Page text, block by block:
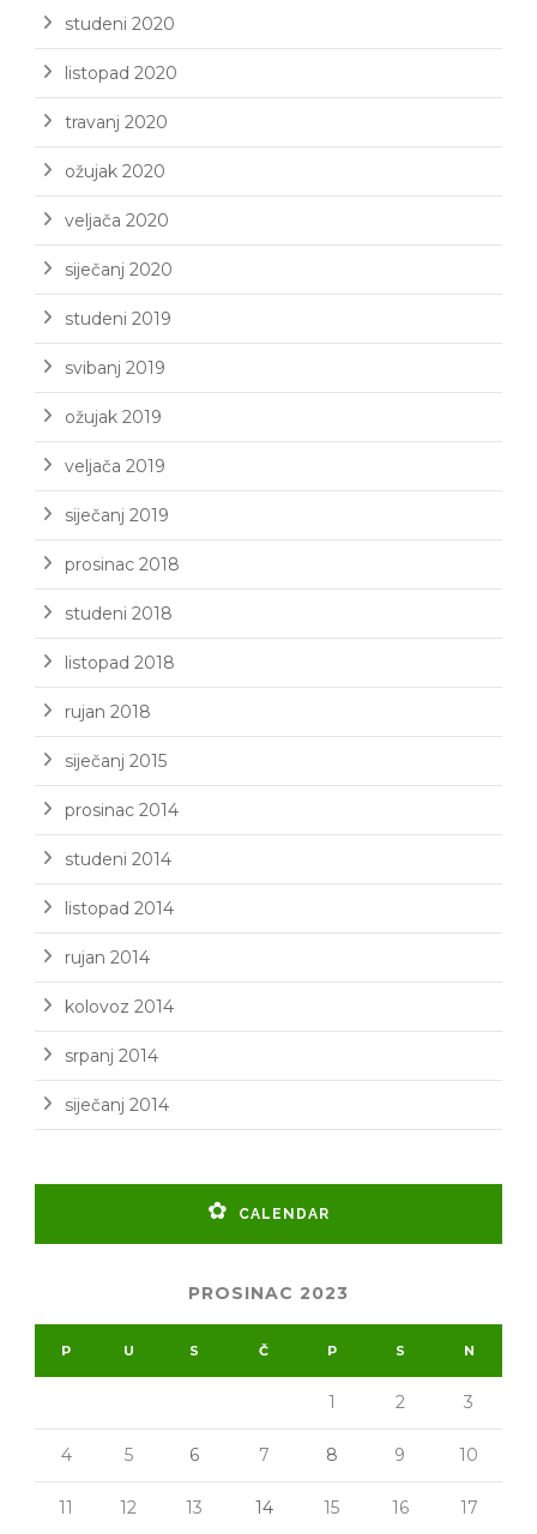
studeni 2020
listopad 2020
travanj 2020
ožujak 2020
veljača 2020
siječanj 2020
studeni 2019
svibanj 2019
ožujak 2019
veljača 2019
siječanj 2019
prosinac 2018
studeni 2018
listopad 2018
rujan 2018
siječanj 2015
prosinac 2014
studeni 2014
listopad 2014
rujan 2014
kolovoz 2014
srpanj 2014
siječanj 2014
CALENDAR
PROSINAC 2023
P U S Č P S N
1 2 3
4 5 6 7 8 9 10
11 12 13 14 15 16 17